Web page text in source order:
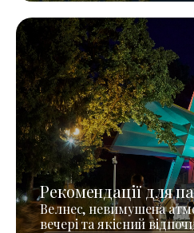
Рекомендації для
Велнес, невимушена
вечері та якісний